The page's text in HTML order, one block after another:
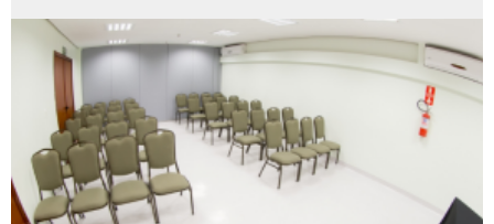
L1
L2
L3
L4